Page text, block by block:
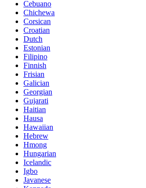
Cebuano
Chichewa
Corsican
Croatian
Dutch
Estonian
Filipino
Finnish
Frisian
Galician
Georgian
Gujarati
Haitian
Hausa
Hawaiian
Hebrew
Hmong
Hungarian
Icelandic
Igbo
Javanese